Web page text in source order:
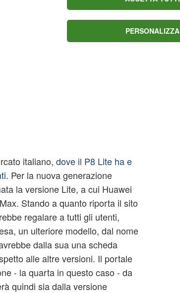
italiano, dove il P8 Lite ha e
. Per la nuova generazione
la versione Lite, a cui Huawei
Stando a quanto riporta il sito
regalare a tutti gli utenti,
un ulteriore modello, dal nome
dalla sua una scheda
alle altre versioni. Il portale
- la quarta in questo caso - da
quindi sia dalla versione
PERSONALIZZA